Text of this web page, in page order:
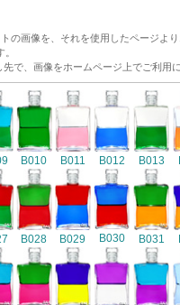
の画像を、それを使用したページよ
で、画像をホームページ上でご利用
B010 B011 B012 B013
B028 B029 B030 B031